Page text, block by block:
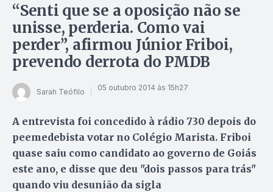
“Senti que se a oposição não se
unisse, perderia. Como vai
perder”, afirmou Júnior Friboi,
prevendo derrota do PMDB
Sarah Teófilo 05 outubro 2014 às 15h27
A entrevista foi concedido à rádio 730 depois do
peemedebista votar no Colégio Marista. Friboi
quase saiu como candidato ao governo de Goiás
este ano, e disse que deu "dois passos para trás"
quando viu desunião da sigla